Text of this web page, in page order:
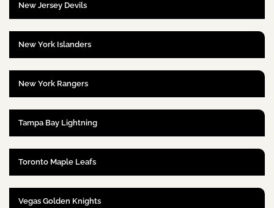
New Jersey Devils
New York Islanders
New York Rangers
Tampa Bay Lightning
Toronto Maple Leafs
Vegas Golden Knights